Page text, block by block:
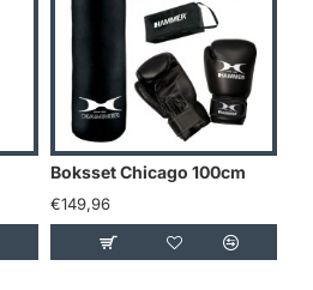
Boksset Chicago 100cm
€149,96